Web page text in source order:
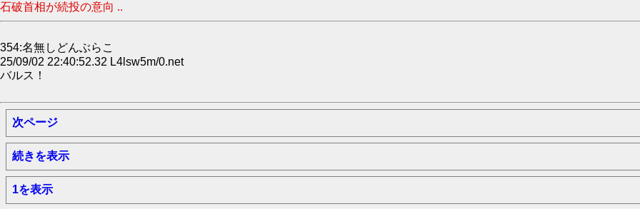
石破首相が続投の意向 ..
354:名無しどんぶらこ
25/09/02 22:40:52.32 L4lsw5m/0.net
バルス！
次ページ
続きを表示
1を表示